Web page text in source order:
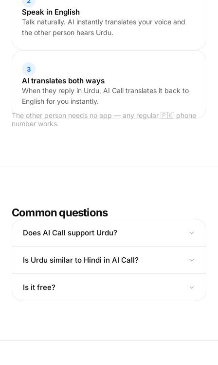
Speak in English
Talk naturally. AI instantly translates your voice and
the other person hears Urdu.
3
AI translates both ways
When they reply in Urdu, AI Call translates it back to
English for you instantly.
The other person needs no app — any regular 🇵🇰 phone
number works.
Common questions
Does AI Call support Urdu?
Is Urdu similar to Hindi in AI Call?
Is it free?